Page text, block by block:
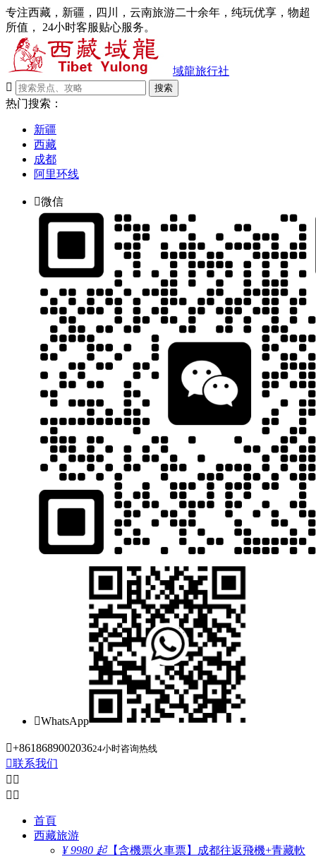
专注西藏，新疆，四川，云南旅游二十余年，纯玩优享，物超
所值， 24小时客服贴心服务。
域龍旅行社

搜索
热门搜索：
新疆
西藏
成都
阿里环线
微信
WhatsApp
+861868900203624小时咨询热线
联系我们
 
 
首頁
西藏旅游
¥ 9980 起【含機票火車票】成都往返飛機+青藏軟